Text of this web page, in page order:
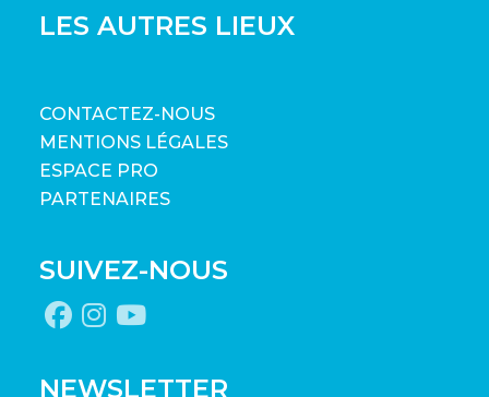
LES AUTRES LIEUX
CONTACTEZ-NOUS
MENTIONS LÉGALES
ESPACE PRO
PARTENAIRES
SUIVEZ-NOUS
NEWSLETTER